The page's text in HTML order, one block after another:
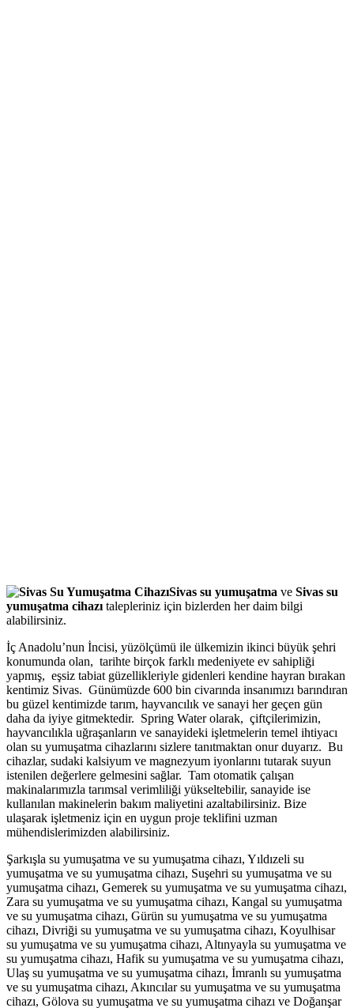
Sivas su yumuşatma ve Sivas su
yumuşatma cihazı talepleriniz için bizlerden her daim bilgi
alabilirsiniz.
İç Anadolu’nun İncisi, yüzölçümü ile ülkemizin ikinci büyük şehri
konumunda olan, tarihte birçok farklı medeniyete ev sahipliği
yapmış, eşsiz tabiat güzellikleriyle gidenleri kendine hayran bırakan
kentimiz Sivas. Günümüzde 600 bin civarında insanımızı barındıran
bu güzel kentimizde tarım, hayvancılık ve sanayi her geçen gün
daha da iyiye gitmektedir. Spring Water olarak, çiftçilerimizin,
hayvancılıkla uğraşanların ve sanayideki işletmelerin temel ihtiyacı
olan su yumuşatma cihazlarını sizlere tanıtmaktan onur duyarız. Bu
cihazlar, sudaki kalsiyum ve magnezyum iyonlarını tutarak suyun
istenilen değerlere gelmesini sağlar. Tam otomatik çalışan
makinalarımızla tarımsal verimliliği yükseltebilir, sanayide ise
kullanılan makinelerin bakım maliyetini azaltabilirsiniz. Bize
ulaşarak işletmeniz için en uygun proje teklifini uzman
mühendislerimizden alabilirsiniz.
Şarkışla su yumuşatma ve su yumuşatma cihazı, Yıldızeli su
yumuşatma ve su yumuşatma cihazı, Suşehri su yumuşatma ve su
yumuşatma cihazı, Gemerek su yumuşatma ve su yumuşatma cihazı,
Zara su yumuşatma ve su yumuşatma cihazı, Kangal su yumuşatma
ve su yumuşatma cihazı, Gürün su yumuşatma ve su yumuşatma
cihazı, Divriği su yumuşatma ve su yumuşatma cihazı, Koyulhisar
su yumuşatma ve su yumuşatma cihazı, Altınyayla su yumuşatma ve
su yumuşatma cihazı, Hafik su yumuşatma ve su yumuşatma cihazı,
Ulaş su yumuşatma ve su yumuşatma cihazı, İmranlı su yumuşatma
ve su yumuşatma cihazı, Akıncılar su yumuşatma ve su yumuşatma
cihazı, Gölova su yumuşatma ve su yumuşatma cihazı ve Doğanşar